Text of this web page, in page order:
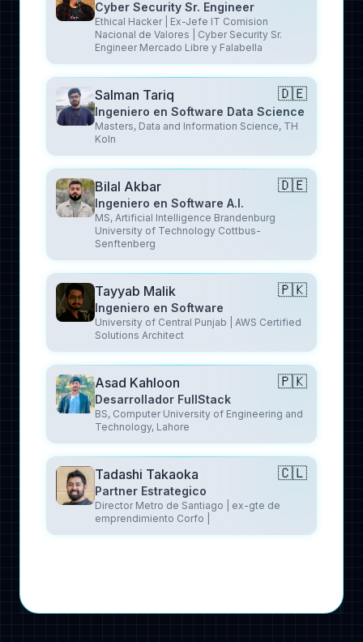
Cyber Security Sr. Engineer
Ethical Hacker | Ex-Jefe IT Comision
Nacional de Valores | Cyber Security Sr.
Engineer Mercado Libre y Falabella
Salman Tariq 🇩🇪
Ingeniero en Software Data Science
Masters, Data and Information Science, TH
Koln
Bilal Akbar 🇩🇪
Ingeniero en Software A.I.
MS, Artificial Intelligence Brandenburg
University of Technology Cottbus-
Senftenberg
Tayyab Malik 🇵🇰
Ingeniero en Software
University of Central Punjab | AWS Certified
Solutions Architect
Asad Kahloon 🇵🇰
Desarrollador FullStack
BS, Computer University of Engineering and
Technology, Lahore
Tadashi Takaoka 🇨🇱
Partner Estrategico
Director Metro de Santiago | ex-gte de
emprendimiento Corfo |